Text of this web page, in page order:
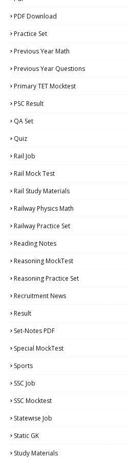
PDF Download
Practice Set
Previous Year Math
Previous Year Questions
Primary TET Mocktest
PSC Result
QA Set
Quiz
Rail Job
Rail Mock Test
Rail Study Materials
Railway Physics Math
Railway Practice Set
Reading Notes
Reasoning MockTest
Reasoning Practice Set
Recruitment News
Result
Set-Notes PDF
Special MockTest
Sports
SSC Job
SSC Mocktest
Statewise Job
Static GK
Study Materials